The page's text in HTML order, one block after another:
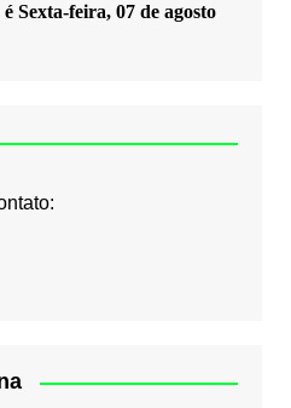
é Sexta-feira, 07 de agosto